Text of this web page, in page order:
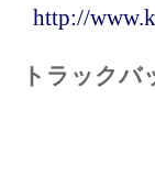
http://
トラックバ